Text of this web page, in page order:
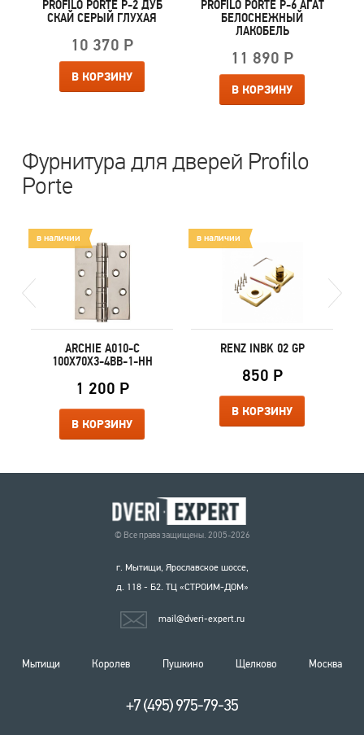
PROFILO PORTE P-2 ДУБ
СКАЙ СЕРЫЙ ГЛУХАЯ
10 370 Р
В КОРЗИНУ
PROFILO PORTE P-6 АГАТ
БЕЛОСНЕЖНЫЙ
ЛАКОБЕЛЬ
11 890 Р
В КОРЗИНУ
Фурнитура для дверей Profilo
Porte
в наличии
ARCHIE A010-C
100X70X3-4BB-1-HH
1 200 Р
В КОРЗИНУ
в наличии
RENZ INBK 02 GP
850 Р
В КОРЗИНУ
© Все права защищены. 2005-2026
г. Мытищи, Ярославское шоссе,
д. 118 - Б2. ТЦ «СТРОИМ-ДОМ»
mail@dveri-expert.ru
Мытищи Королев Пушкино Щелково Москва
+7 (495) 975-79-35